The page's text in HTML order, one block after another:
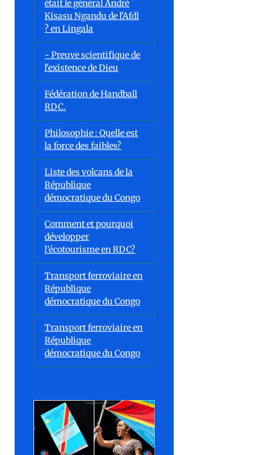
était le général André
Kisasu Ngandu de l'Afdl
? en Lingala
- Preuve scientifique de
l'existence de Dieu
Fédération de Handball
RDC.
Philosophie : Quelle est
la force des faibles?
Liste des volcans de la
République
démocratique du Congo
Comment et pourquoi
développer
l’écotourisme en RDC?
Transport ferroviaire en
République
démocratique du Congo
Transport ferroviaire en
République
démocratique du Congo